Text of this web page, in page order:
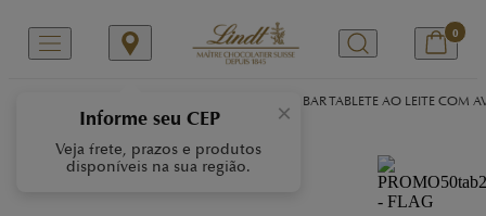
×
Informe seu CEP
Veja frete, prazos e produtos
disponíveis na sua região.
0
GOLD BAR TABLETE AO LEITE COM